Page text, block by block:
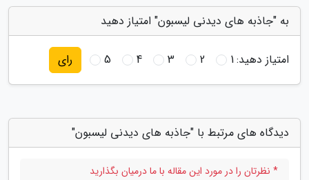
به "جاذبه های دیدنی لیسبون" امتیاز دهید
امتیاز دهید:1
2
3
4
5 رای
دیدگاه های مرتبط با "جاذبه های دیدنی لیسبون"
* نظرتان را در مورد این مقاله با ما درمیان بگذارید